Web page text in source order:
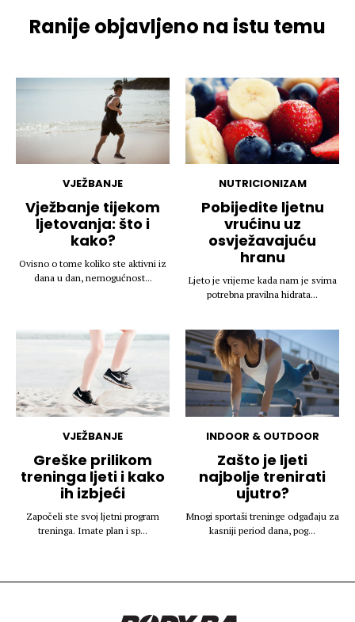
Ranije objavljeno na istu temu
VJEŽBANJE
Vježbanje tijekom
ljetovanja: što i
kako?
Ovisno o tome koliko ste aktivni iz
dana u dan, nemogućnost...
NUTRICIONIZAM
Pobijedite ljetnu
vrućinu uz
osvježavajuću
hranu
Ljeto je vrijeme kada nam je svima
potrebna pravilna hidrata...
VJEŽBANJE
Greške prilikom
treninga ljeti i kako
ih izbjeći
Započeli ste svoj ljetni program
treninga. Imate plan i sp...
INDOOR & OUTDOOR
Zašto je ljeti
najbolje trenirati
ujutro?
Mnogi sportaši treninge odgađaju za
kasniji period dana, pog...